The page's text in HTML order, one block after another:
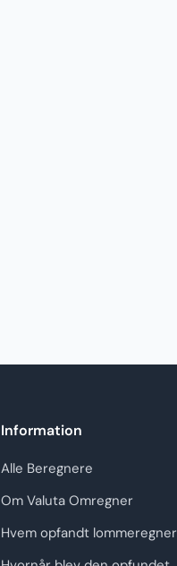
Information
Alle Beregnere
Om Valuta Omregner
Hvem opfandt lommeregner